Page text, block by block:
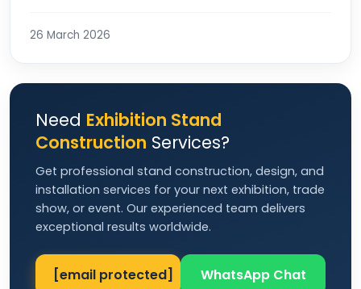
26 March 2026
Need Exhibition Stand
Construction Services?
Get professional stand construction, design, and
installation services for your next exhibition, trade
show, or event. Our experienced team delivers
exceptional results worldwide.
[email protected] WhatsApp Chat